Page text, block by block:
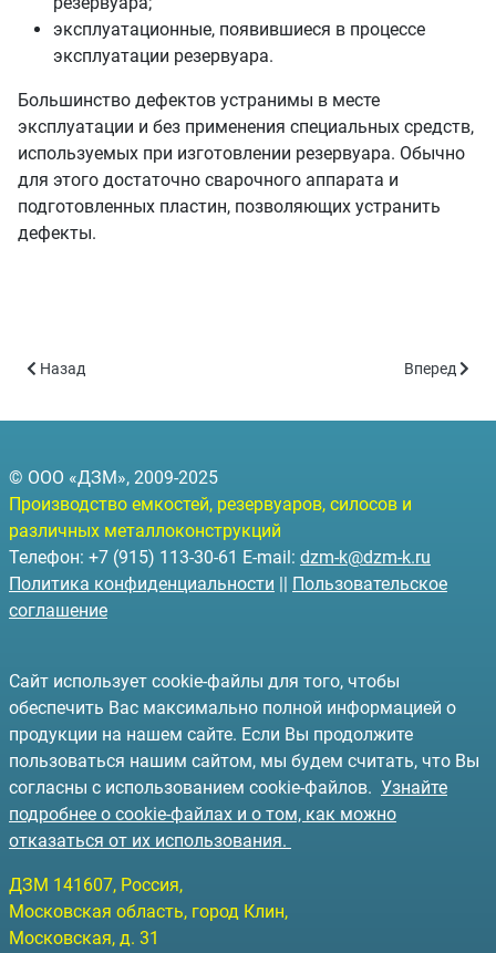
эксплуатационные, появившиеся в процессе
эксплуатации резервуара.
Большинство дефектов устранимы в месте
эксплуатации и без применения специальных средств,
используемых при изготовлении резервуара. Обычно
для этого достаточно сварочного аппарата и
подготовленных пластин, позволяющих устранить
дефекты.
Предыдущий: Система постоплаты внедрена еще на трех
Назад Следующий:
Вперед
© ООО «ДЗМ», 2009-2025
Производство емкостей, резервуаров, силосов и
различных металлоконструкций
Телефон: +7 (915) 113-30-61 E-mail: dzm-k@dzm-k.ru
Политика конфиденциальности || Пользовательское
соглашение
Сайт использует cookie-файлы для того, чтобы
обеспечить Вас максимально полной информацией о
продукции на нашем сайте. Если Вы продолжите
пользоваться нашим сайтом, мы будем считать, что Вы
согласны с использованием cookie-файлов. Узнайте
подробнее о cookie-файлах и о том, как можно
отказаться от их использования.
ДЗМ 141607, Россия,
Московская область, город Клин,
Московская, д. 31